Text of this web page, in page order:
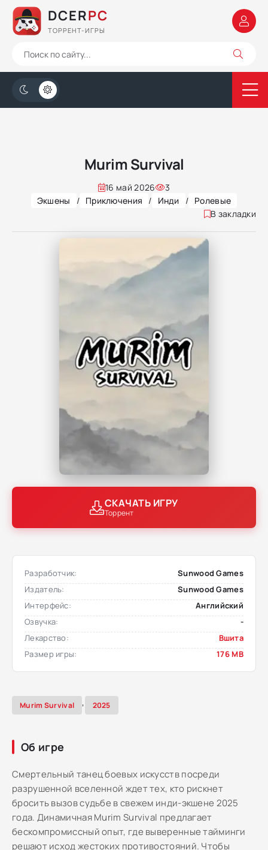
DCERPC
ТОРРЕНТ-ИГРЫ
Murim Survival
16 май 2026
3
Экшены
/ Приключения / Инди / Ролевые
В закладки
СКАЧАТЬ ИГРУ
Торрент
Разработчик:
Sunwood Games
Издатель:
Sunwood Games
Интерфейс:
Английский
Озвучка:
-
Лекарство:
Вшита
Размер игры:
176 MB
Murim Survival , 2025
Об игре
Смертельный танец боевых искусств посреди
разрушенной вселенной ждет тех, кто рискнет
бросить вызов судьбе в свежем инди-экшене 2025
года. Динамичная Murim Survival предлагает
бескомпромиссный опыт, где выверенные тайминги
решают исход жестоких противостояний. Чтобы